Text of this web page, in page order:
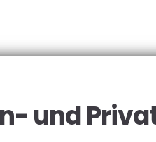
und